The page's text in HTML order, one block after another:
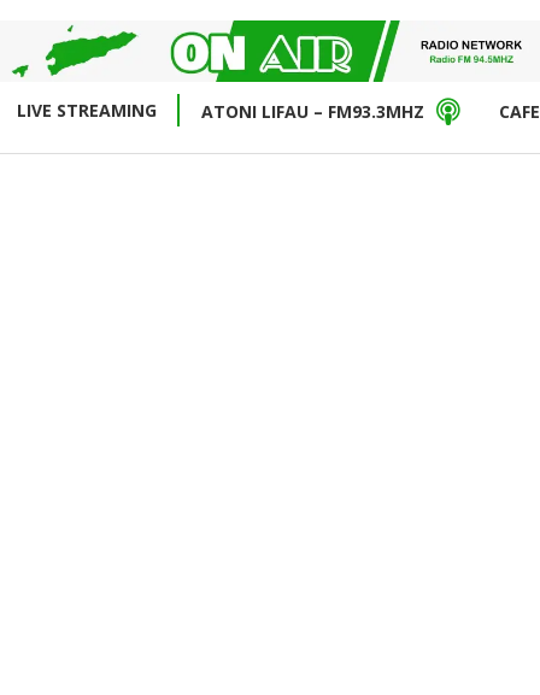
LIVE STREAMING ATONI LIFAU – FM93.3MHZ